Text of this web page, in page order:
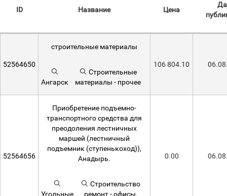
ID Название Цена
52564650
строительные материалы
Ангарск
Строительные
материалы - прочее
106 804.10
52564656
Приобретение подъемно-
транспортного средства для
преодоления лестничных
маршей (лестничный
подъемник (ступенькоход)),
Анадырь.
Угольные
Строительство
ремонт - офисы,
0.00